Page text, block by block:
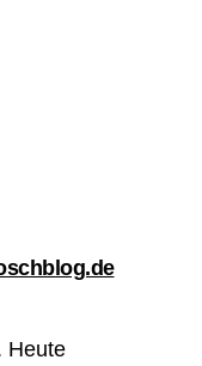
sagt:
Heute